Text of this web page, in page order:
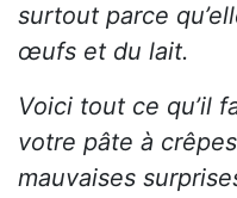
surtout parce
œufs et du lait.
Voici tout ce qu’il
votre pâte à
mauvaises